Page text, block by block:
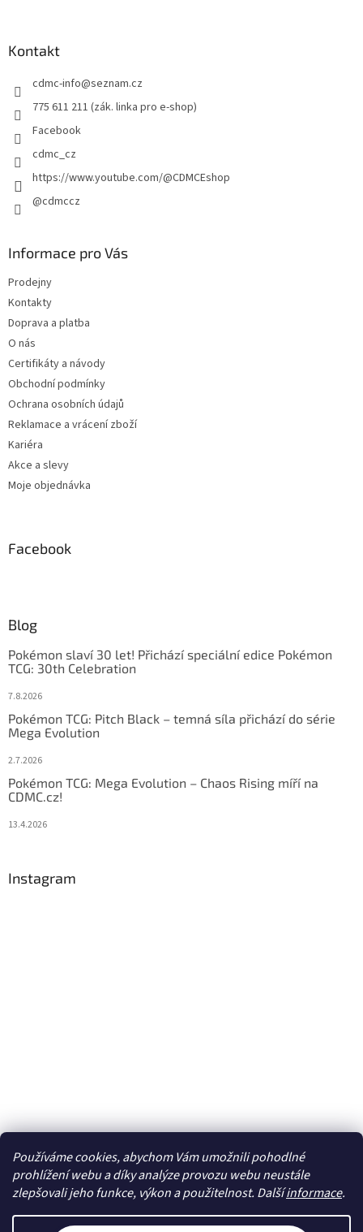
Používáme cookies, abychom Vám umožnili pohodlné
prohlížení webu a díky analýze provozu webu neustále
zlepšovali jeho funkce, výkon a použitelnost. Dalšíinformace.
Kontakt
cdmc-info@seznam.cz
775 611 211 (zák. linka pro e-shop)
Facebook
cdmc_cz
https://www.youtube.com/@CDMCEshop
@cdmccz
Informace pro Vás
Prodejny
Kontakty
Doprava a platba
O nás
Certifikáty a návody
Obchodní podmínky
Ochrana osobních údajů
Reklamace a vrácení zboží
Kariéra
Akce a slevy
Moje objednávka
Facebook
Blog
Pokémon slaví 30 let! Přichází speciální edice Pokémon
TCG: 30th Celebration
7.8.2026
Pokémon TCG: Pitch Black – temná síla přichází do série
Mega Evolution
2.7.2026
Pokémon TCG: Mega Evolution – Chaos Rising míří na
CDMC.cz!
13.4.2026
Instagram
Sledovat na Instagramu
Vytvořil Shoptet